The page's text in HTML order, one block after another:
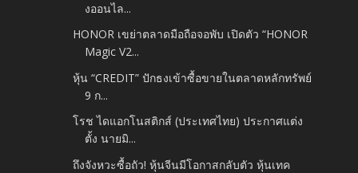
งออนไล...
HONOR เขย่าตลาดมือถือจอพับ เปิดตัว “HONOR
Magic V2...
หุ้น “CREDIT” ปักธงเข้าซื้อขายในตลาดหลักทรัพย์
9 ก...
โรช ไดแอกโนสติกส์ (ประเทศไทย) ประกาศแต่ง
ตั้ง นายมิ...
ถึงจังหวะซื้อถัว! หุ้นจีนมีโอกาสกลับตัว หุ้นเทค